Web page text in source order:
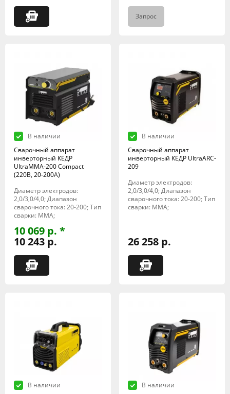
Запрос
В наличии
Сварочный аппарат
инверторный КЕДР
UltraMMA-200 Compact
(220В, 20-200А)
Диаметр электродов:
2,0/3,0/4,0; Диапазон
сварочного тока: 20-200; Тип
сварки: MMA;
10 069 р. *
10 243 р.
В наличии
Сварочный аппарат
инверторный КЕДР UltraARC-
209
Диаметр электродов:
2,0/3,0/4,0; Диапазон
сварочного тока: 20-200; Тип
сварки: MMA;
26 258 р.
В наличии
В наличии